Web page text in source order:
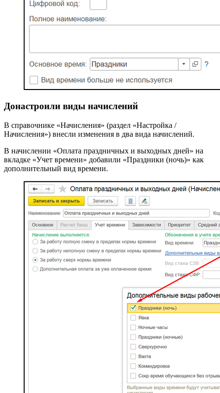
Донастроили виды начислений
В справочнике «Начисления» (раздел «Настройка /
Начисления») внесли изменения в два вида начислений.
В начислении «Оплата праздничных и выходных дней» на
вкладке «Учет времени» добавили «Праздники (ночь)» как
дополнительный вид времени.